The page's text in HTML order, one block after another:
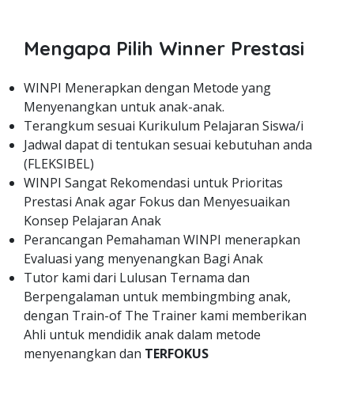
Mengapa Pilih Winner Prestasi
WINPI Menerapkan dengan Metode yang
Menyenangkan untuk anak-anak.
Terangkum sesuai Kurikulum Pelajaran Siswa/i
Jadwal dapat di tentukan sesuai kebutuhan anda
(FLEKSIBEL)
WINPI Sangat Rekomendasi untuk Prioritas
Prestasi Anak agar Fokus dan Menyesuaikan
Konsep Pelajaran Anak
Perancangan Pemahaman WINPI menerapkan
Evaluasi yang menyenangkan Bagi Anak
Tutor kami dari Lulusan Ternama dan
Berpengalaman untuk membingmbing anak,
dengan Train-of The Trainer kami memberikan
Ahli untuk mendidik anak dalam metode
menyenangkan dan TERFOKUS